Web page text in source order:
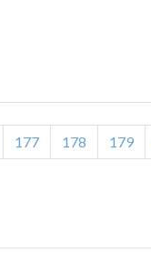
177 178 179